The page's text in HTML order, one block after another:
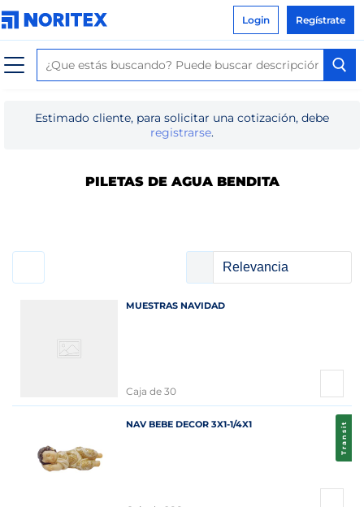
Login Regístrate
Estimado cliente, para solicitar una cotización, debe
registrarse.
PILETAS DE AGUA BENDITA
MUESTRAS NAVIDAD
Caja de 30
Transit
NAV BEBE DECOR 3X1-1/4X1